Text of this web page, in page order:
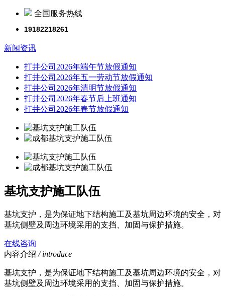
全国服务热线
19182218261
新闻资讯
打井公司2026年端午节放假通知
打井公司2026年五一劳动节放假通知
打井公司2026年清明节放假通知
打井公司2026年春节后上班通知
打井公司2026年春节放假通知
基坑支护施工队伍
基坑支护，是为保证地下结构施工及基坑周边环境的安全，对
基坑侧壁及周边环境采用的支挡、加固与保护措施。
在线咨询
内容介绍 / introduce
基坑支护，是为保证地下结构施工及基坑周边环境的安全，对
基坑侧壁及周边环境采用的支挡、加固与保护措施。